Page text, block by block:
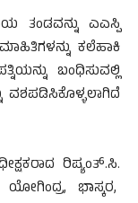
ತಂಡವನ್ನು ಎಎಸ್ಪಿ
ಕಲೆಹಾಕಿ
ಬಂಧಿಸುವಲ್ಲಿ
ವಶಪಡಿಸಿಕೊಳ್ಳಲಾಗಿದೆ
ರಿಷ್ಯಂತ್.ಸಿ.
ಯೋಗಿಂದ್ರ,ಭಾಸ್ಕರ,